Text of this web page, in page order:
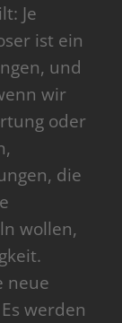
Je
ist ein
und
wir
oder
die
wollen,
neue
werden